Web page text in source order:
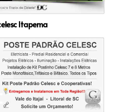
Itapema